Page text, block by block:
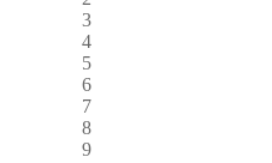
3
4
5
6
7
8
9